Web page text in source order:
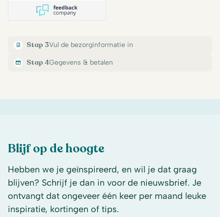
Stap 3Vul de bezorginformatie in
Stap 4Gegevens & betalen
Blijf op de hoogte
Hebben we je geïnspireerd, en wil je dat graag
blijven? Schrijf je dan in voor de nieuwsbrief. Je
ontvangt dat ongeveer één keer per maand leuke
inspiratie, kortingen of tips.